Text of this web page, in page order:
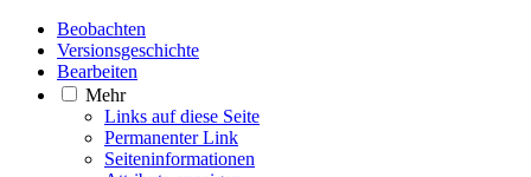
Beobachten
Versionsgeschichte
Bearbeiten
Mehr
Links auf diese Seite
Permanenter Link
Seiten­­informationen